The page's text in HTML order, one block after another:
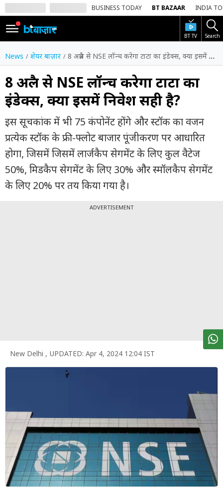
BUSINESS TODAY BT BAZAAR INDIA
BT TV Search
SIGN
IN
Dark
Mode
होम
शेयर
बाज़ार
वीडियो
ट्रेंडिंग
शेयर
बिजनेस
न्यूज
वीडियो
म्यूचुअल
फंड
News शेयर बाज़ार 8 अप्रैल से NSE लॉन्च करेगा टाटा का इंडेक्स, क्या इसमें निवेश सही है?
8 अप्रैल से NSE लॉन्च करेगा टाटा का
इंडेक्स, क्या इसमें निवेश सही है?
इस सूचकांक में भी 75 कंपोनेंट होंगे और स्टॉक का वजन
प्रत्येक स्टॉक के फ्री-फ्लोट बाजार पूंजीकरण पर आधारित
होगा, जिसमें जिसमें लार्जकैप सेगमेंट के लिए कुल वैटेज
50%, मिडकैप सेगमेंट के लिए 30% और स्मॉलकैप सेगमेंट
के लिए 20% पर तय किया गया है।
ADVERTISEMENT
New Delhi , UPDATED: Apr 4, 2024 12:04 IST